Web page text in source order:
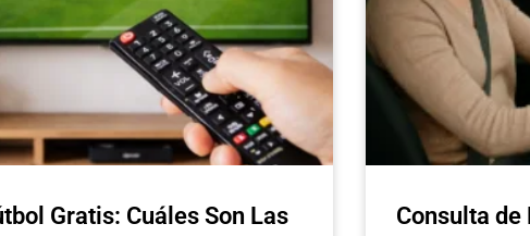
Gratis: Cuáles Son Las
Consulta de